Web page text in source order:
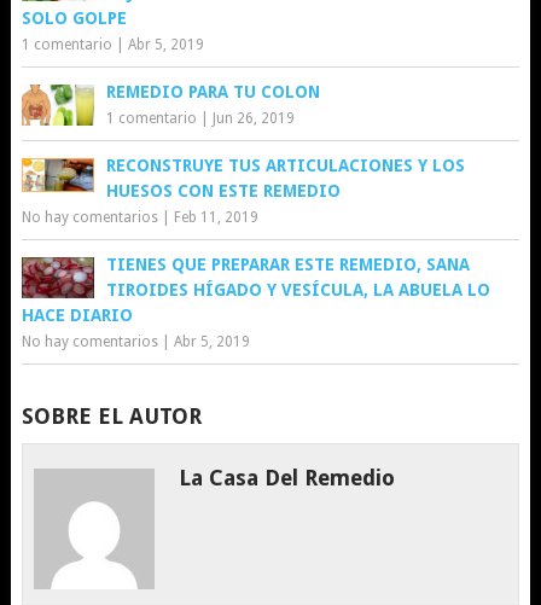
SOLO GOLPE
1 comentario Abr 5, 2019
REMEDIO PARA TU COLON
1 comentario Jun 26, 2019
RECONSTRUYE TUS ARTICULACIONES Y LOS
HUESOS CON ESTE REMEDIO
No hay comentarios| Feb 11, 2019
TIENES QUE PREPARAR ESTE REMEDIO, SANA
TIROIDES HÍGADO Y VESÍCULA, LA ABUELA LO
HACE DIARIO
No hay comentarios| Abr 5, 2019
SOBRE EL AUTOR
La Casa Del Remedio